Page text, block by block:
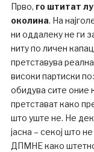
Прво, го штитат
околина. На
ни оддалеку не ги
ниту по личен
претставува
високи партиски
обидува сите оние
претстават како
што уште не. Не
јасна – секој што
ДПМНЕ како